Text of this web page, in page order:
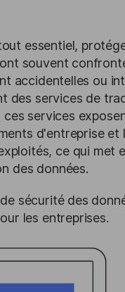
essentiel,
souvent
accidentelles ou
des services de
services
d'entreprise et
ce qui met
des données.
sécurité des
les entreprises.